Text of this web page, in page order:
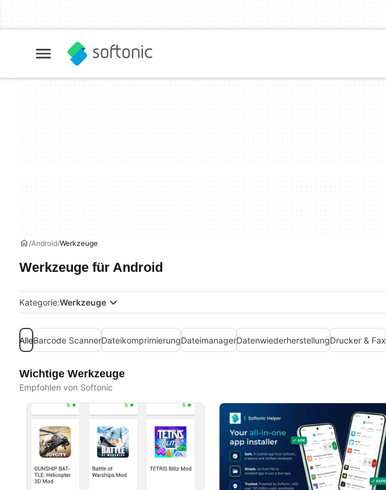
Android Werkzeuge
Werkzeuge für Android
Kategorie:Werkzeuge
AlleBarcode ScannerDateikomprimierungDateimanagerDatenwiederherstellungDrucker & Fax
Wichtige Werkzeuge
Empfohlen von Softonic